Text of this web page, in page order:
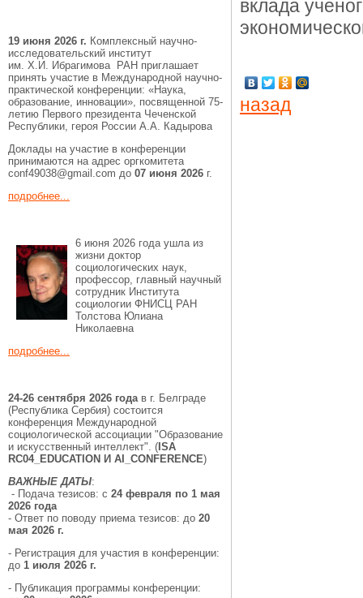
19 июня 2026 г. Комплексный научно-
исследовательский институт
им. Х.И. Ибрагимова РАН приглашает
принять участие в Международной научно-
практической конференции: «Наука,
образование, инновации», посвященной 75-
летию Первого президента Чеченской
Республики, героя России А.А. Кадырова
Доклады на участие в конференции
принимаются на адрес оргкомитета
conf49038@gmail.com до 07 июня 2026 г.
подробнее...
6 июня 2026 года ушла из
жизни доктор
социологических наук,
профессор, главный научный
сотрудник Института
социологии ФНИСЦ РАН
Толстова Юлиана
Николаевна
подробнее...
24-26 сентября 2026 года в г. Белграде
(Республика Сербия) состоится
конференция Международной
социологической ассоциации "Образование
и искусственный интеллект". ( ISA
RC04_EDUCATION И AI_CONFERENCE)
ВАЖНЫЕ ДАТЫ:
- Подача тезисов: с 24 февраля по 1 мая
2026 года
- Ответ по поводу приема тезисов: до 20
мая 2026 г.
- Регистрация для участия в конференции:
до 1 июля 2026 г.
- Публикация программы конференции:
вклада
назад